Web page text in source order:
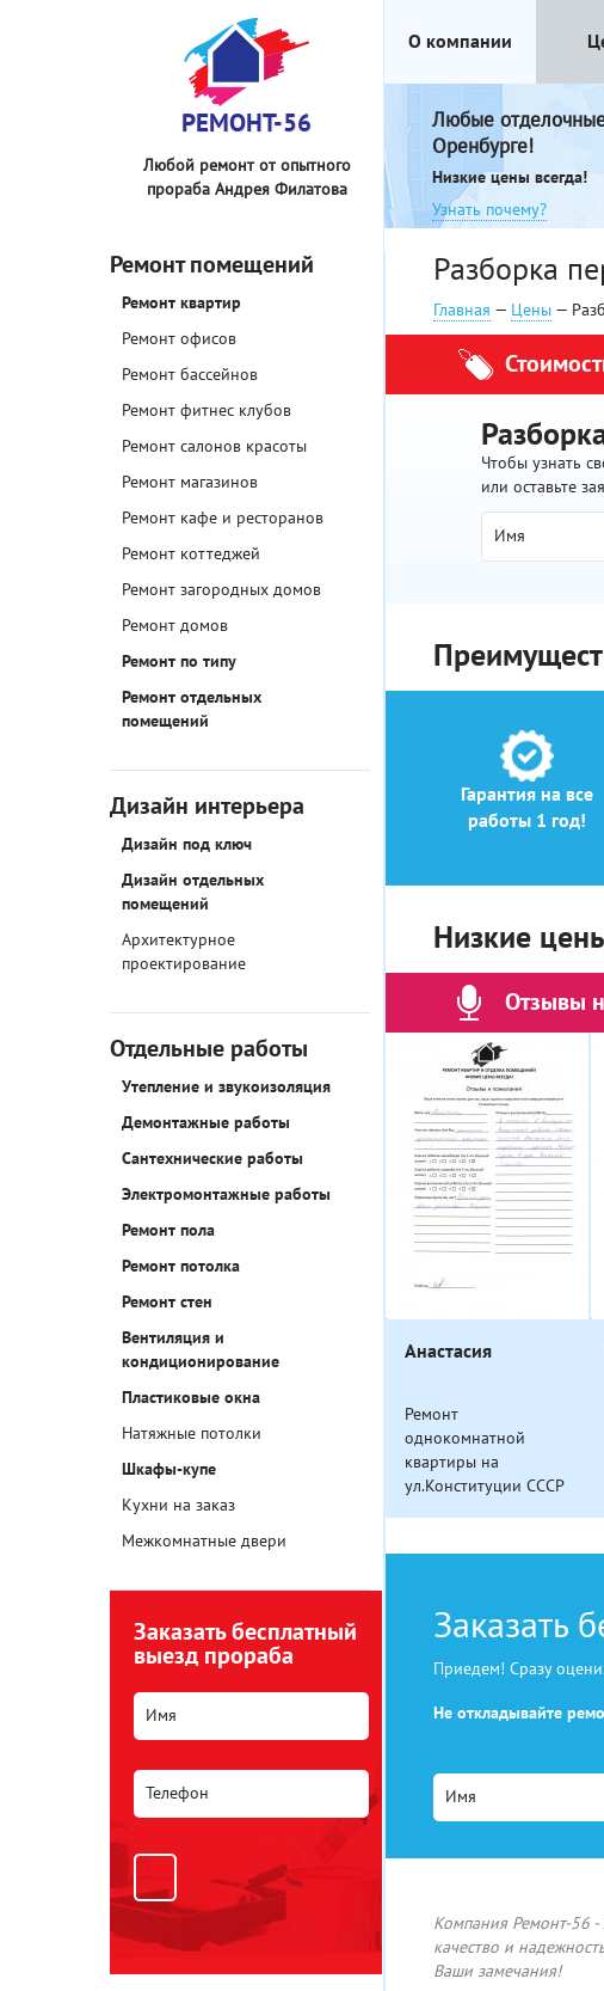
РЕМОНТ-56
Любой ремонт от опытного
прораба Андрея Филатова
О компании
Любые
Оренбурге!
Низкие цены всегда!
Узнать почему?
Ремонт помещений
Ремонт квартир
Ремонт офисов
Ремонт бассейнов
Ремонт фитнес клубов
Ремонт салонов красоты
Ремонт магазинов
Ремонт кафе и ресторанов
Ремонт коттеджей
Ремонт загородных домов
Ремонт домов
Ремонт по типу
Ремонт отдельных
помещений
Дизайн интерьера
Дизайн под ключ
Дизайн отдельных
помещений
Архитектурное
проектирование
Отдельные работы
Утепление и звукоизоляция
Демонтажные работы
Сантехнические работы
Электромонтажные работы
Ремонт пола
Ремонт потолка
Ремонт стен
Вентиляция и
кондиционирование
Пластиковые окна
Натяжные потолки
Шкафы-купе
Кухни на заказ
Межкомнатные двери
Заказать бесплатный
выезд прораба
Разборка
Главная — Цены —
Чтобы узнать
или оставьте
Гарантия на все
работы 1 год!
Низкие
Отзывы
Анастасия
Ремонт
однокомнатной
квартиры на
ул.Конституции СССР
Заказать
Приедем! Сразу
Не откладывайте
Компания Ремонт-56
качество и
Ваши замечания!